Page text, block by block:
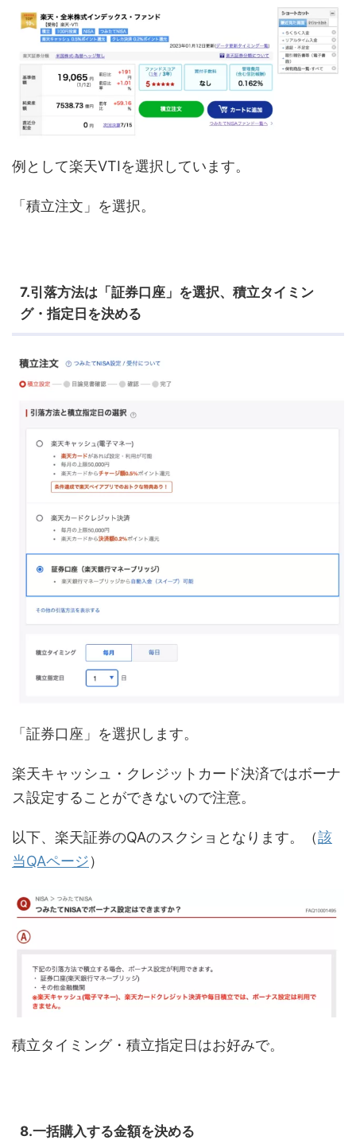
例として楽天VTIを選択しています。
「積立注文」を選択。
7.引落方法は「証券口座」を選択、積立タイミン
グ・指定日を決める
「証券口座」を選択します。
楽天キャッシュ・クレジットカード決済ではボーナ
ス設定することができないので注意。
以下、楽天証券のQAのスクショとなります。（該
当QAページ）
積立タイミング・積立指定日はお好みで。
8.一括購入する金額を決める